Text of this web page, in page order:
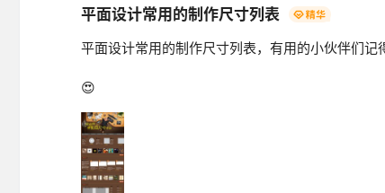
平面设计常用的制作尺寸列表
平面设计常用的制作尺寸列表，有用的小伙伴们记
😍